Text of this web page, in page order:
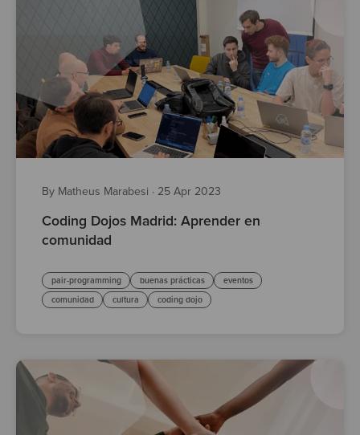
By Matheus Marabesi · 25 Apr 2023
Coding Dojos Madrid: Aprender en
comunidad
pair-programming buenas prácticas
eventos
comunidad
cultura coding dojo